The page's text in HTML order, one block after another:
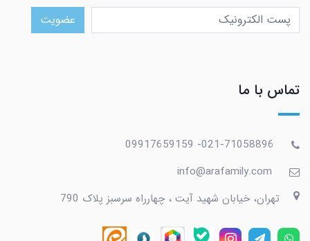
عضویت
تماس با ما
تهران، خیابان شهید آیت ، چهارراه سرسبز پلاک 790